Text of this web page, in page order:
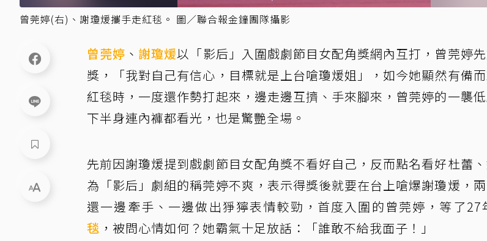
曾莞婷(右)、謝瓊煖攜手走紅毯。 圖／聯合報金鐘團隊攝影
曾莞婷 、 謝瓊煖以「影后」入圍戲劇節目女配角獎網內互打，曾莞婷
獎，「我對自己有信心，目標就是上台嗆瓊煖姐」，如今她顯然有備
紅毯時，一度還作勢打起來，邊走邊互擠、手來腳來，曾莞婷的一襲低
下半身連內褲都看光，也是驚艷全場。
先前因謝瓊煖提到戲劇節目女配角獎不看好自己，反而點名看好杜蕾
為「影后」劇組的稱莞婷不爽，表示得獎後就要在台上嗆爆謝瓊煖，兩
還一邊牽手、一邊做出猙獰表情較勁，首度入圍的曾莞婷，等了27
毯 ，被問心情如何？她霸氣十足放話：「誰敢不給我面子！」